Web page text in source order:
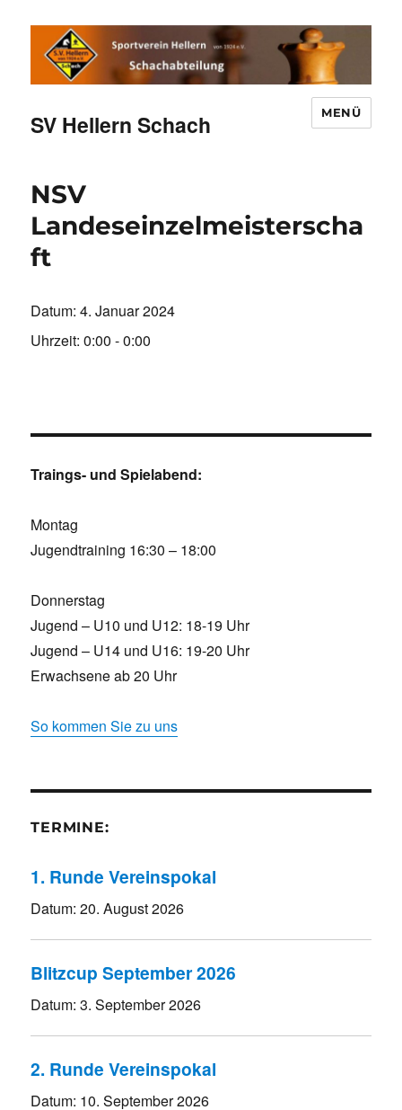
SV Hellern Schach MENÜ
NSV
Landeseinzelmeisterscha
ft
Datum:4. Januar 2024
Uhrzeit:0:00 - 0:00
Traings- und Spielabend:
Montag
Jugendtraining 16:30 – 18:00
Donnerstag
Jugend – U10 und U12: 18-19 Uhr
Jugend – U14 und U16: 19-20 Uhr
Erwachsene ab 20 Uhr
So kommen Sie zu uns
TERMINE:
1. Runde Vereinspokal
Datum:20. August 2026
Blitzcup September 2026
Datum:3. September 2026
2. Runde Vereinspokal
Datum: 10. September 2026